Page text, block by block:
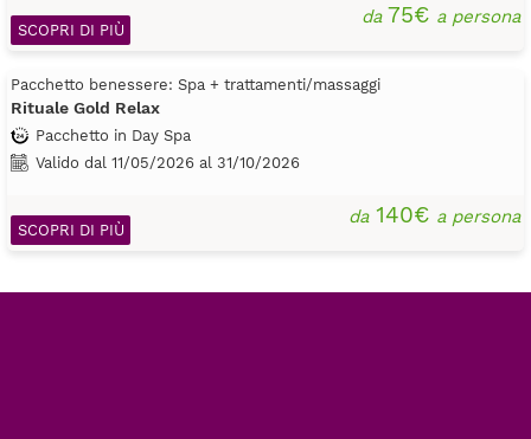
da75€ a persona
SCOPRI DI PIÙ
Pacchetto benessere: Spa + trattamenti/massaggi
Rituale Gold Relax
Pacchetto in Day Spa
Valido dal 11/05/2026 al 31/10/2026
da140€ a persona
SCOPRI DI PIÙ